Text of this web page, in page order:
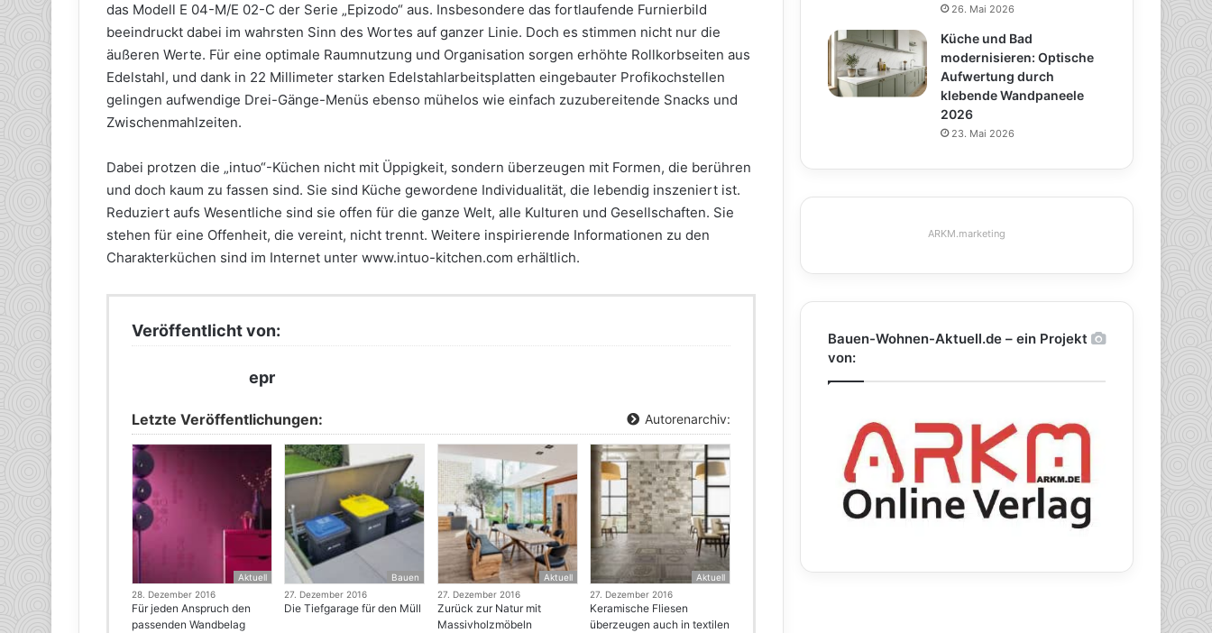
das Modell E 04-M/E 02-C der Serie „Epizodo“ aus. Insbesondere das fortlaufende Furnierbild
beeindruckt dabei im wahrsten Sinn des Wortes auf ganzer Linie. Doch es stimmen nicht nur die
äußeren Werte. Für eine optimale Raumnutzung und Organisation sorgen erhöhte Rollkorbseiten aus
Edelstahl, und dank in 22 Millimeter starken Edelstahlarbeitsplatten eingebauter Profikochstellen
gelingen aufwendige Drei-Gänge-Menüs ebenso mühelos wie einfach zuzubereitende Snacks und
Zwischenmahlzeiten.
Dabei protzen die „intuo“-Küchen nicht mit Üppigkeit, sondern überzeugen mit Formen, die berühren
und doch kaum zu fassen sind. Sie sind Küche gewordene Individualität, die lebendig inszeniert ist.
Reduziert aufs Wesentliche sind sie offen für die ganze Welt, alle Kulturen und Gesellschaften. Sie
stehen für eine Offenheit, die vereint, nicht trennt. Weitere inspirierende Informationen zu den
Charakterküchen sind im Internet unter www.intuo-kitchen.com erhältlich.
Veröffentlicht von:
epr
Letzte Veröffentlichungen: Autorenarchiv:
Aktuell
28. Dezember 2016
Für jeden Anspruch den
passenden Wandbelag
Bauen
27. Dezember 2016
Die Tiefgarage für den Müll
Aktuell
27. Dezember 2016
Zurück zur Natur mit
Massivholzmöbeln
Aktuell
27. Dezember 2016
Keramische Fliesen
überzeugen auch in textilen
26. Mai 2026
Küche und Bad
modernisieren: Optische
Aufwertung durch
klebende Wandpaneele
2026
23. Mai 2026
ARKM.marketing
Bauen-Wohnen-Aktuell.de – ein Projekt
von: